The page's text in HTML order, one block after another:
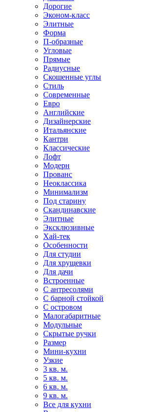
Дорогие
Эконом-класс
Элитные
Форма
П-образные
Угловые
Прямые
Радиусные
Скошенные углы
Стиль
Современные
Евро
Английские
Дизайнерские
Итальянские
Кантри
Классические
Лофт
Модерн
Прованс
Неоклассика
Минимализм
Под старину
Скандинавские
Элитные
Эксклюзивные
Хай-тек
Особенности
Для студии
Для хрущевки
Для дачи
Встроенные
С антресолями
С барной стойкой
С островом
Малогабаритные
Модульные
Скрытые ручки
Размер
Мини-кухни
Узкие
3 кв. м.
5 кв. м.
6 кв. м.
9 кв. м.
Все для кухни